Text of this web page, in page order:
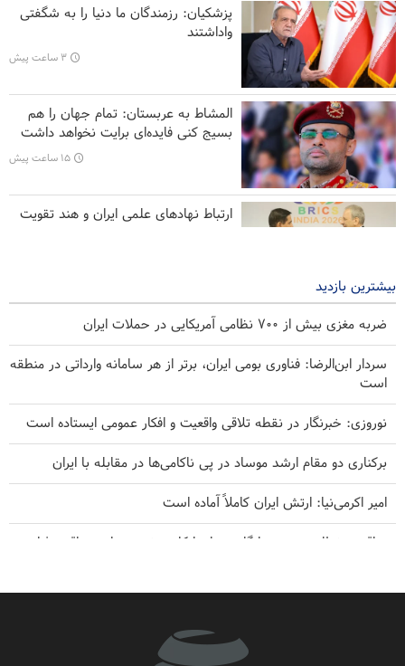
سی‌ان‌ان افشا کرد: ستاد ارتش آمریکا به دنبال راهی برای خروج از
جنگ است
سپاه پاسداران: اعتراف رسانه‌های خارجی به شکست ترامپ حاصل
مجاهدت رسانه‌های انقلابی است
عراقچی خطاب به همسایگان: زمان اتکا به خود و برادری واقعی فرا
رسیده است
پزشکیان: رزمندگان ما دنیا را به شگفتی
واداشتند
۳ ساعت پیش
المشاط به عربستان: تمام جهان را هم
بسیج کنی فایده‌ای برایت نخواهد داشت
۱۵ ساعت پیش
ارتباط نهاد‌های علمی ایران و هند تقویت
بیشترین بازدید
ضربه مغزی بیش از ۷۰۰ نظامی آمریکایی در حملات ایران
سردار ابن‌الرضا: فناوری بومی ایران، برتر از هر سامانه وارداتی در منطقه
است
نوروزی: خبرنگار در نقطه تلاقی واقعیت و افکار عمومی ایستاده است
برکناری دو مقام ارشد موساد در پی ناکامی‌ها در مقابله با ایران
امیر اکرمی‌نیا: ارتش ایران کاملاً آماده است
عراقچی خطاب به همسایگان: زمان اتکا به خود و برادری واقعی فرا
پاسخ قالیباف به ترامپ: این دیپلماسی نمایشی، شکست خورده است